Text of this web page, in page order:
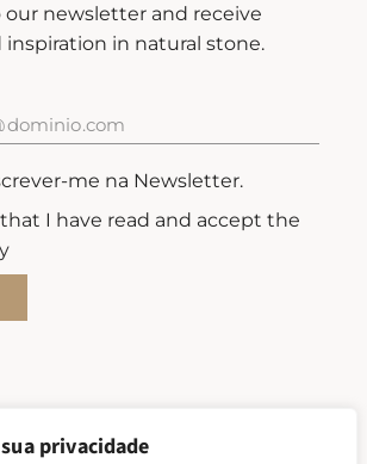
privacidade
our newsletter and receive
inspiration in natural stone.
me na Newsletter.
I have read and accept the